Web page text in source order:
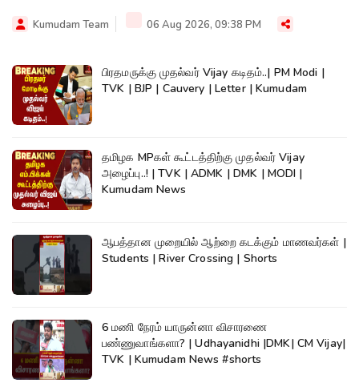
Kumudam Team 06 Aug 2026, 09:38 PM
பிரதமருக்கு முதல்வர் Vijay கடிதம்..| PM Modi |
TVK | BJP | Cauvery | Letter | Kumudam
தமிழக MPகள் கூட்டத்திற்கு முதல்வர் Vijay
அழைப்பு..! | TVK | ADMK | DMK | MODI |
Kumudam News
ஆபத்தான முறையில் ஆற்றை கடக்கும் மாணவர்கள் |
Students | River Crossing | Shorts
6 மணி நேரம் யாருன்னா விசாரணை
பண்ணுவாங்களா? | Udhayanidhi |DMK| CM Vijay|
TVK | Kumudam News #shorts